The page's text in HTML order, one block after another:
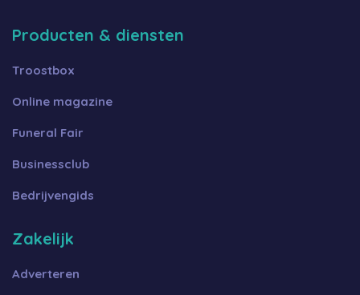
Producten & diensten
Troostbox
Online magazine
Funeral Fair
Businessclub
Bedrijvengids
Zakelijk
Adverteren